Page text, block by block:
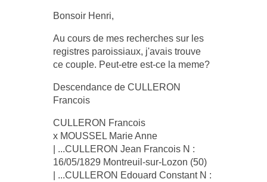
Bonsoir Henri,
Au cours de mes recherches sur les
registres paroissiaux, j'avais trouve
ce couple. Peut-etre est-ce la meme?
Descendance de CULLERON
Francois
CULLERON Francois
x MOUSSEL Marie Anne
| ...CULLERON Jean Francois N :
16/05/1829 Montreuil-sur-Lozon (50)
| ...CULLERON Edouard Constant N :